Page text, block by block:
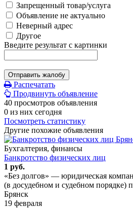
Запрещенный товар/услуга
Объявление не актуально
Неверный адрес
Другое
Введите результат с картинки
Отправить жалобу
Распечатать
Продвинуть объявление
40 просмотров объявления
0 из них сегодня
Посмотреть статистику
Другие похожие объявления
Бухгалтерия, финансы
Банкротство физических лиц
1 руб.
«Без долгов» — юридическая
(в досудебном и судебном порядке)
Брянск
19 февраля